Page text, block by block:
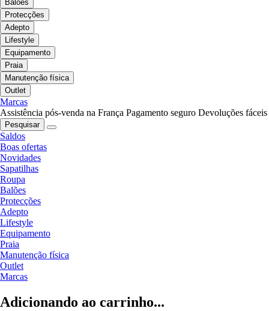
Balões
Protecções
Adepto
Lifestyle
Equipamento
Praia
Manutenção física
Outlet
Marcas
Assistência pós-venda na França Pagamento seguro Devoluções fáceis
Pesquisar
Saldos
Boas ofertas
Novidades
Sapatilhas
Roupa
Balões
Protecções
Adepto
Lifestyle
Equipamento
Praia
Manutenção física
Outlet
Marcas
Adicionando ao carrinho...